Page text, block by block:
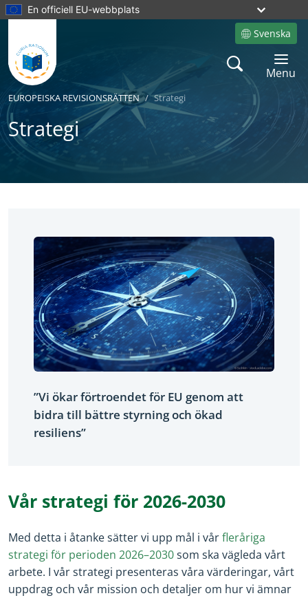
En officiell EU-webbplats
Svenska
Site language
Search
Toggle
Menu
EUROPEISKA REVISIONSRÄTTEN Strategi
Strategi
”Vi ökar förtroendet för EU genom att
bidra till bättre styrning och ökad
resiliens”
Vår strategi för 2026-2030
Med detta i åtanke sätter vi upp mål i vårfleråriga
strategi för perioden 2026–2030(opens in new window)
som ska vägleda vårt
arbete. I vår strategi presenteras våra värderingar, vårt
uppdrag och vår mission och detaljer om hur vi ämnar